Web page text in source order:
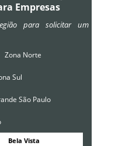
Empresas
para solicitar um
Zona Norte
Sul
São Paulo
Bela Vista